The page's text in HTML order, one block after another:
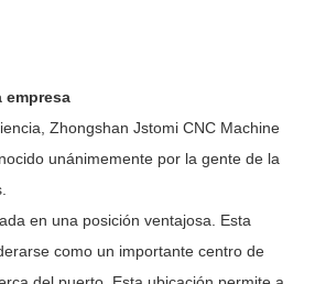
empresa
Zhongshan Jstomi CNC Machine
unánimemente por la gente de la
en una posición ventajosa. Esta
como un importante centro de